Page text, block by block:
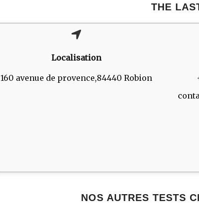
THE
Localisation
160 avenue de provence,84440 Robion
NOS AUTRES TESTS